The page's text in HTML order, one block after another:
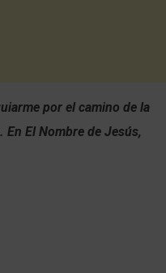
por el camino de la
El Nombre de Jesús,